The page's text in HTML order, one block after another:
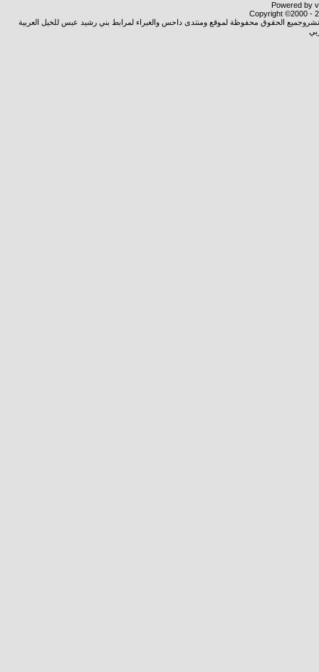
Powered by
Copyright ©2000 -
الحقوق محفوظة لموقع ومنتدى داحس والغبراء لمرابط بني رشيد عبس للخيل العربية